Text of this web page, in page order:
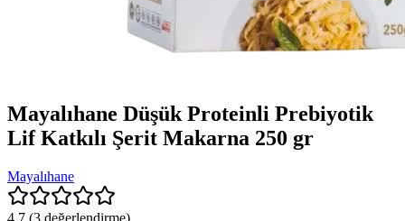
Mayalıhane Düşük Proteinli Prebiyotik
Lif Katkılı Şerit Makarna 250 gr
Mayalıhane
4.7 (3 değerlendirme)